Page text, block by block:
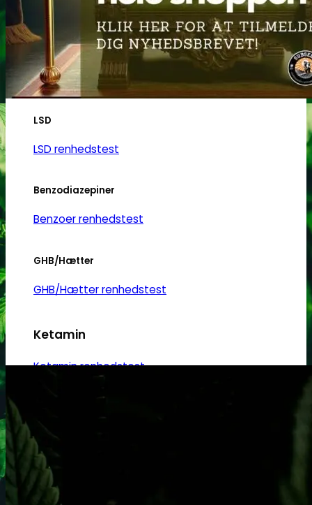
Heroin renhedstest
Badesalte
Badesalte renhedstest
LSD
LSD renhedstest
Benzodiazepiner
Benzoer renhedstest
GHB/Hætter
GHB/Hætter renhedstest
Ketamin
Ketamin renhedstest
Opiater
Opiater renhedstest